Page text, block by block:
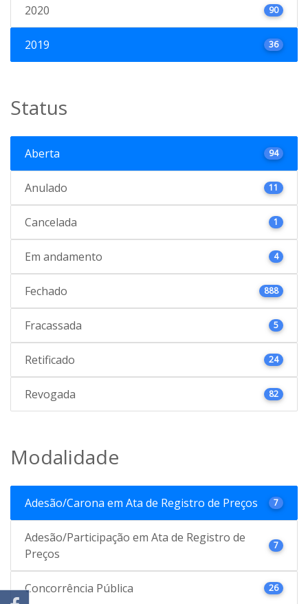
2020 90
2019 36
Status
Aberta 94
Anulado 11
Cancelada 1
Em andamento 4
Fechado 888
Fracassada 5
Retificado 24
Revogada 82
Modalidade
Adesão/Carona em Ata de Registro de Preços 7
Adesão/Participação em Ata de Registro de
Preços
7
Concorrência Pública 26